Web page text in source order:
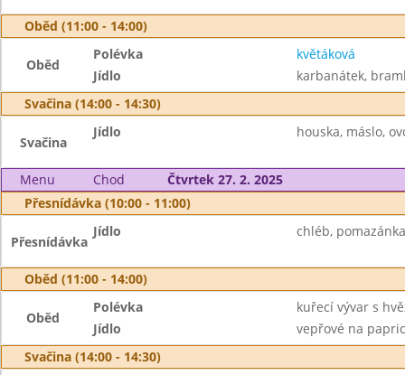
Oběd (11:00 - 14:00)
Oběd
Polévka
květáková
Jídlo
karbanátek,
Svačina (14:00 - 14:30)
Svačina
Jídlo houska, máslo,
Menu Chod
Čtvrtek 27. 2. 2025
Přesnídávka (10:00 - 11:00)
Přesnídávka
Jídlo chléb,
Oběd (11:00 - 14:00)
Oběd
Polévka
kuřecí vývar s
Jídlo
vepřové na
Svačina (14:00 - 14:30)